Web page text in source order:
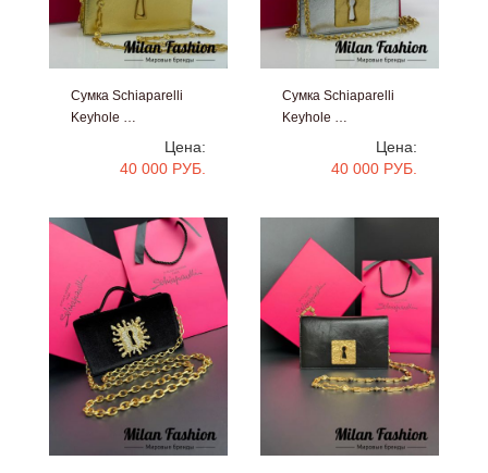
Сумка Schiaparelli
Keyhole …
Цена:
40 000 РУБ.
Сумка Schiaparelli
Keyhole …
Цена:
40 000 РУБ.